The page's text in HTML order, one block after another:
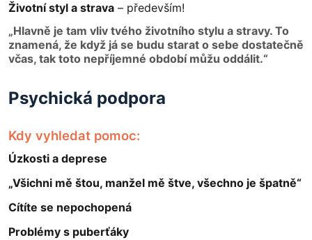
Životní styl a strava – především!
„Hlavně je tam vliv tvého životního stylu a stravy. To
znamená, že když já se budu starat o sebe dostatečně
včas, tak toto nepříjemné období můžu oddálit.“
Psychická podpora
Kdy vyhledat pomoc:
Úzkosti a deprese
„Všichni mě štou, manžel mě štve, všechno je špatně“
Cítíte se nepochopená
Problémy s puberťáky